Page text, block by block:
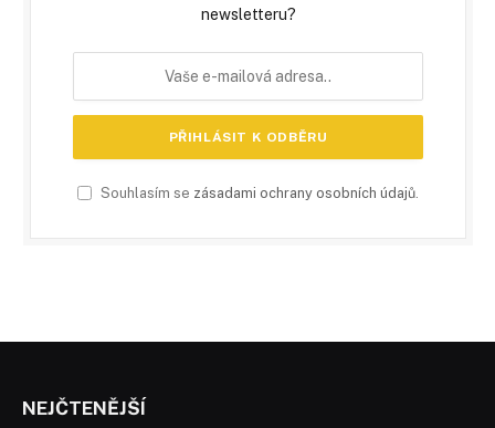
newsletteru?
Souhlasím se zásadami ochrany osobních údajů.
NEJČTENĚJŠÍ